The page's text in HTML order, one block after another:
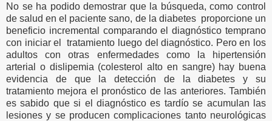
No se ha podido demostrar que la búsqueda, como control
de salud en el paciente sano, de la diabetes proporcione un
beneficio incremental comparando el diagnóstico temprano
con iniciar el tratamiento luego del diagnóstico. Pero en los
adultos con otras enfermedades como la hipertensión
arterial o dislipemia (colesterol alto en sangre) hay buena
evidencia de que la detección de la diabetes y su
tratamiento mejora el pronóstico de las anteriores. También
es sabido que si el diagnóstico es tardío se acumulan las
lesiones y se producen complicaciones tanto neurológicas